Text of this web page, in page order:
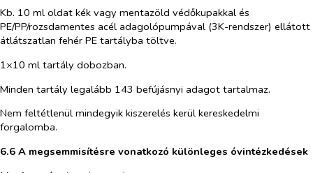
Kb. 10 ml oldat kék vagy mentazöld védőkupakkal és
PE/PP/rozsdamentes acél adagolópumpával (3K-rendszer) ellátott
átlátszatlan fehér PE tartályba töltve.
1×10 ml tartály dobozban.
Minden tartály legalább 143 befújásnyi adagot tartalmaz.
Nem feltétlenül mindegyik kiszerelés kerül kereskedelmi
forgalomba.
6.6 A megsemmisítésre vonatkozó különleges óvintézkedések